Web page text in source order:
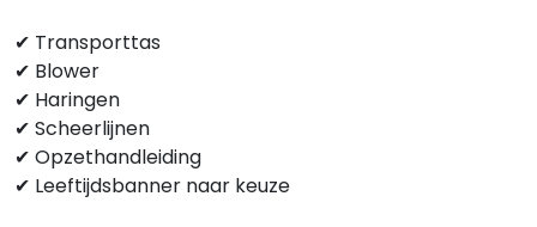
✔ Transporttas
✔ Blower
✔ Haringen
✔ Scheerlijnen
✔ Opzethandleiding
✔ Leeftijdsbanner naar keuze